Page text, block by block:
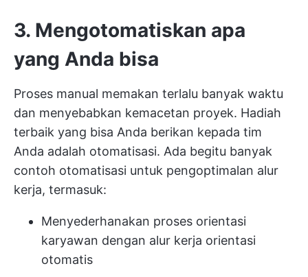
3. Mengotomatiskan apa
yang Anda bisa
Proses manual memakan terlalu banyak waktu
dan menyebabkan kemacetan proyek. Hadiah
terbaik yang bisa Anda berikan kepada tim
Anda adalah otomatisasi. Ada begitu banyak
contoh otomatisasi untuk pengoptimalan alur
kerja, termasuk:
Menyederhanakan proses orientasi
karyawan dengan alur kerja orientasi
otomatis